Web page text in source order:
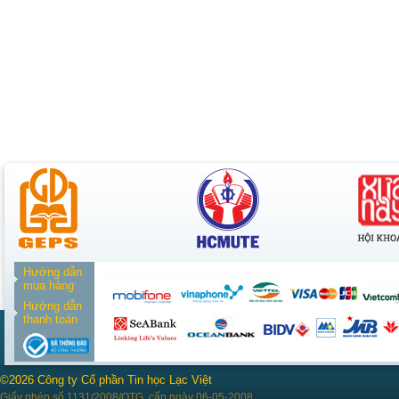
Hướng dẫn
mua hàng
Hướng dẫn
thanh toán
©2026 Công ty Cổ phần Tin học Lạc Việt